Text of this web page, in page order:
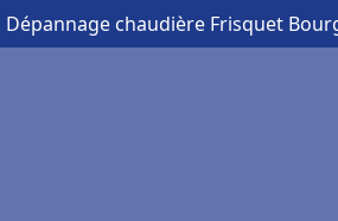
chaudière Frisquet